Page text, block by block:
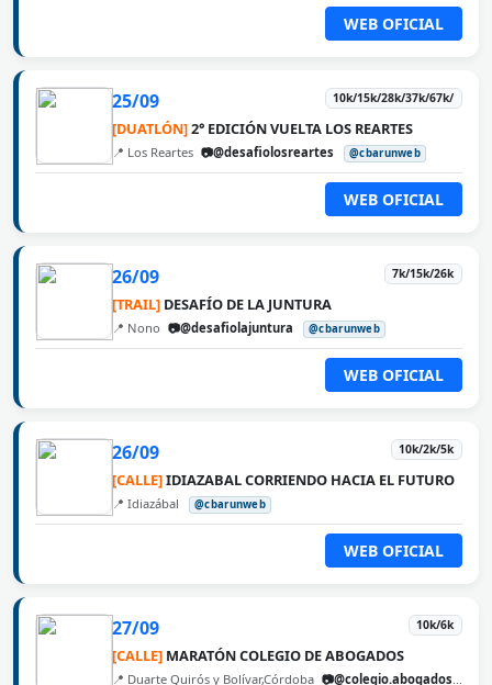
WEB OFICIAL
25/09 10k/15k/28k/37k/67k/
[DUATLÓN]2° EDICIÓN VUELTA LOS REARTES
📍 Los Reartes 📷@desafiolosreartes @cbarunweb
WEB OFICIAL
26/09 7k/15k/26k
[TRAIL] DESAFÍO DE LA JUNTURA
📍 Nono 📷@desafiolajuntura @cbarunweb
WEB OFICIAL
26/09 10k/2k/5k
[CALLE]IDIAZABAL CORRIENDO HACIA EL FUTURO
📍 Idiazábal @cbarunweb
WEB OFICIAL
27/09 10k/6k
[CALLE] MARATÓN COLEGIO DE ABOGADOS
📍 Duarte Quirós y Bolívar,Córdoba 📷@colegio.abogados.cordoba